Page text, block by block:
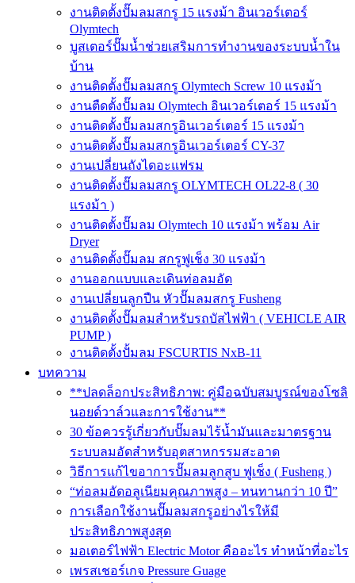
งานติดตั้งปั๊มลมสกรู 15 แรงม้า อินเวอร์เตอร์
Olymtech
บูสเตอร์ปั๊มน้ำช่วยเสริมการทำงานของระบบน้ำใน
บ้าน
งานติดตั้งปั๊มลมสกรู Olymtech Screw 10 แรงม้า
งานตืดตั้งปั๊มลม Olymtech อินเวอร์เตอร์ 15 แรงม้า
งานติดตั้งปั๊มลมสกรูอินเวอร์เตอร์ 15 แรงม้า
งานติดตั้งปั๊มลมสกรูอินเวอร์เตอร์ CY-37
งานเปลี่ยนถังไดอะแฟรม
งานติดตั้งปั๊มลมสกรู OLYMTECH OL22-8 ( 30
แรงม้า )
งานติดตั้งปั๊มลม Olymtech 10 แรงม้า พร้อม Air
Dryer
งานติดตั้งปั๊มลม สกรูฟูเช็ง 30 แรงม้า
งานออกแบบและเดินท่อลมอัด
งานเปลี่ยนลูกปืน หัวปั๊มลมสกรู Fusheng
งานติดตั้งปั๊มลมสำหรับรถบัสไฟฟ้า ( VEHICLE AIR
PUMP )
งานติดตั้งปั้มลม FSCURTIS NxB-11
บทความ
**ปลดล็อกประสิทธิภาพ: คู่มือฉบับสมบูรณ์ของโซลิ
นอยด์วาล์วและการใช้งาน**
30 ข้อควรรู้เกี่ยวกับปั๊มลมไร้น้ำมันและมาตรฐาน
ระบบลมอัดสำหรับอุตสาหกรรมสะอาด
วิธีการแก้ไขอาการปั๊มลมลูกสูบ ฟูเช็ง ( Fusheng )
“ท่อลมอัดอลูเนียมคุณภาพสูง – ทนทานกว่า 10 ปี”
การเลือกใช้งานปั๊มลมสกรูอย่างไรให้มี
ประสิทธิภาพสูงสุด
มอเตอร์ไฟฟ้า Electric Motor คืออะไร ทำหน้าที่อะไร
เพรสเชอร์เกจ Pressure Guage